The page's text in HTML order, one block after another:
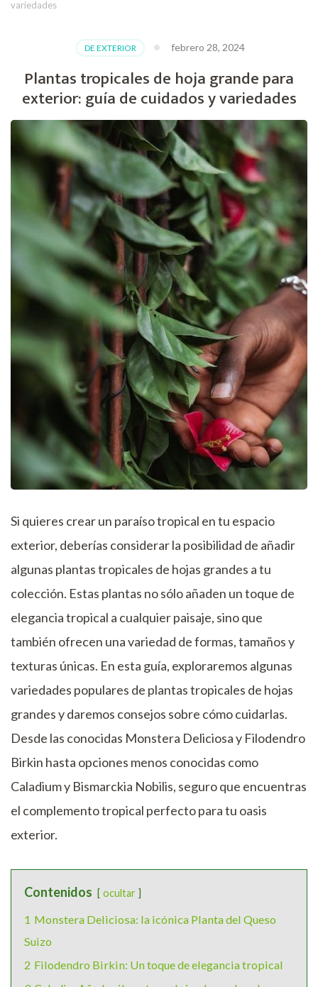
variedades
DE EXTERIOR febrero 28, 2024
Plantas tropicales de hoja grande para
exterior: guía de cuidados y variedades
Si quieres crear un paraíso tropical en tu espacio
exterior, deberías considerar la posibilidad de añadir
algunas plantas tropicales de hojas grandes a tu
colección. Estas plantas no sólo añaden un toque de
elegancia tropical a cualquier paisaje, sino que
también ofrecen una variedad de formas, tamaños y
texturas únicas. En esta guía, exploraremos algunas
variedades populares de plantas tropicales de hojas
grandes y daremos consejos sobre cómo cuidarlas.
Desde las conocidas Monstera Deliciosa y Filodendro
Birkin hasta opciones menos conocidas como
Caladium y Bismarckia Nobilis, seguro que encuentras
el complemento tropical perfecto para tu oasis
exterior.
Contenidos ocultar
1 Monstera Deliciosa: la icónica Planta del Queso
Suizo
2 Filodendro Birkin: Un toque de elegancia tropical